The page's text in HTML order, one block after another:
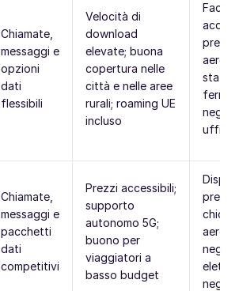
Chiamate,
messaggi e
opzioni
dati
flessibili
Velocità di
download
elevate; buona
copertura nelle
città e nelle aree
rurali; roaming UE
incluso
Facile
presso
negozi
Chiamate,
messaggi e
pacchetti
dati
competitivi
Prezzi accessibili;
supporto
autonomo 5G;
buono per
viaggiatori a
basso budget
presso